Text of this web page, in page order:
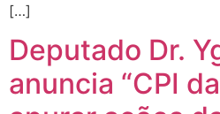
[…]
Deputado Dr.
anuncia “CPI